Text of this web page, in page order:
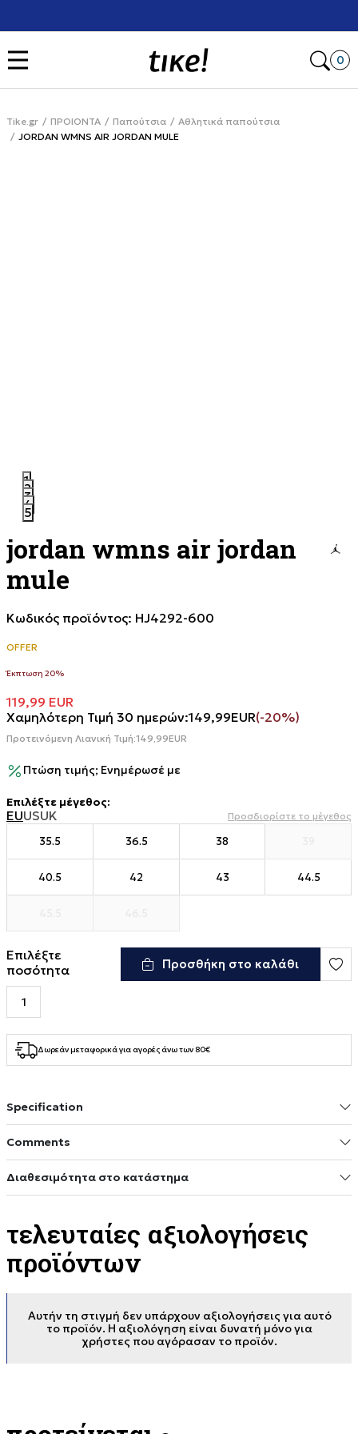
0
Tike.gr ΠΡΟΙΟΝΤΑ Παπούτσια
Αθλητικά παπούτσια
JORDAN WMNS AIR JORDAN MULE
1
2
3
4
5
jordan wmns air jordan
mule
Κωδικός προϊόντος: HJ4292-600
OFFER
Έκπτωση 20%
119,99 EUR
Χαμηλότερη Τιμή 30 ημερών:149,99EUR(-20%)
Προτεινόμενη Λιανική Τιμή:149,99EUR
Πτώση τιμής; Ενημέρωσέ με
Επιλέξτε μέγεθος:
EUUSUK Προσδιορίστε το μέγεθος
35.5 36.5 38
40.5 42 43 44.5
Επιλέξτε
ποσότητα
Προσθήκη στο καλάθι
Δωρεάν μεταφορικά για αγορές άνω των 80€
Specification
Comments
Διαθεσιμότητα στο κατάστημα
τελευταίες αξιολογήσεις
προϊόντων
Αυτήν τη στιγμή δεν υπάρχουν αξιολογήσεις για αυτό
το προϊόν. Η αξιολόγηση είναι δυνατή μόνο για
χρήστες που αγόρασαν το προϊόν.